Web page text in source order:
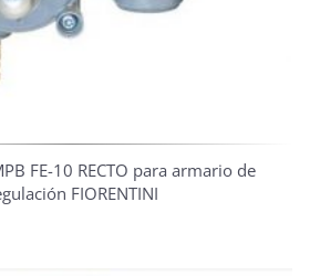
FE-10 RECTO para armario de
FIORENTINI